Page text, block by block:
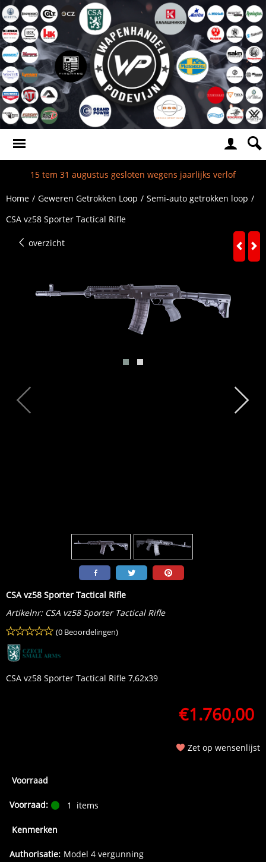
15 tem 31 augustus gesloten wegens jaarlijks verlof
Home / Geweren Getrokken Loop / Semi-auto getrokken loop /
CSA vz58 Sporter Tactical Rifle
overzicht
CSA vz58 Sporter Tactical Rifle
Artikelnr: CSA vz58 Sporter Tactical Rifle
(0 Beoordelingen)
CSA vz58 Sporter Tactical Rifle 7,62x39
€1.760,00
Zet op wensenlijst
Voorraad
Voorraad: 1 items
Kenmerken
Authorisatie: Model 4 vergunning